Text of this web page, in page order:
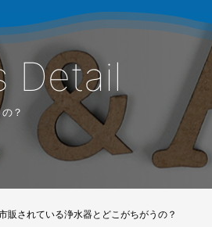
Detail
？
販されている浄水器とどこがちがうの？